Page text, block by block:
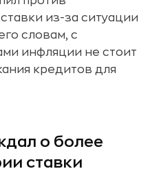
из-за ситуации
словам, с
инфляции не стоит
кредитов для
о более
ставки